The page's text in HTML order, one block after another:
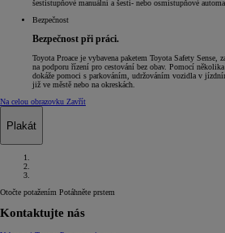
šestistupňové manuální a šesti- nebo osmistupňové
Bezpečnost
Bezpečnost při práci.
Toyota Proace je vybavena paketem Toyota Safety
na podporu řízení pro cestování bez obav. Pomocí
dokáže pomoci s parkováním, udržováním vozidla v
již ve městě nebo na okreskách.
Na celou obrazovku Zavřít
Plakát
Otočte potažením Potáhněte prstem
Kontaktujte nás